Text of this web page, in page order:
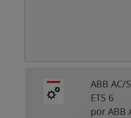
ABB AC/
ETS 6
por ABB